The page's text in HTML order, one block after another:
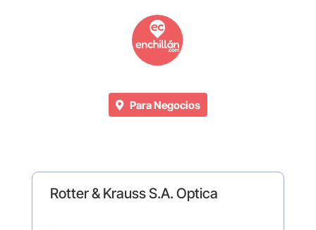
Para Negocios
Rotter & Krauss S.A. Optica